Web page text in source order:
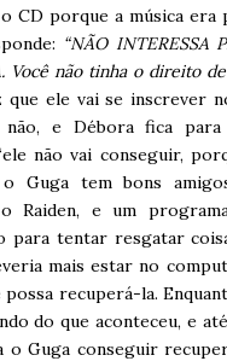
CD porque a música era
“NÃO INTERESSA
Você não tinha o direito
ele vai se inscrever
não, e Débora fica
não vai conseguir,
o Guga tem bons
Raiden, e um
para tentar resgatar
mais estar no
possa recuperá-la.
do que aconteceu, e
o Guga conseguir